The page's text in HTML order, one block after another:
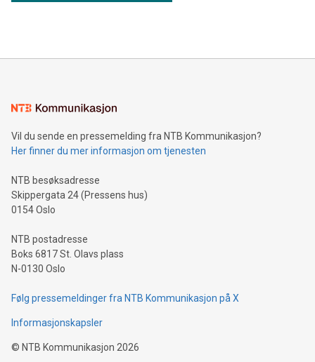
Vil du sende en pressemelding fra NTB Kommunikasjon?
Her finner du mer informasjon om tjenesten
NTB besøksadresse
Skippergata 24 (Pressens hus)
0154 Oslo
NTB postadresse
Boks 6817 St. Olavs plass
N-0130 Oslo
Følg pressemeldinger fra NTB Kommunikasjon på X
Informasjonskapsler
© NTB Kommunikasjon 2026